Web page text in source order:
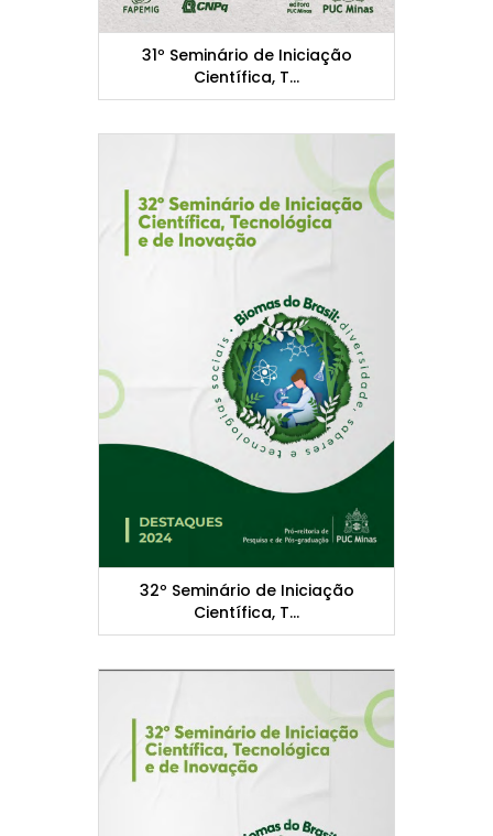
31º Seminário de Iniciação
Científica, T...
32º Seminário de Iniciação
Científica, T...